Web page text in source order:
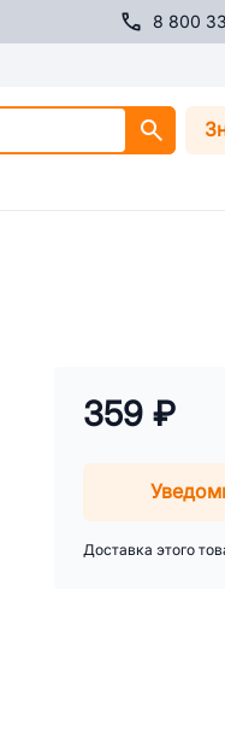
8 800
359 ₽
Доставка этого